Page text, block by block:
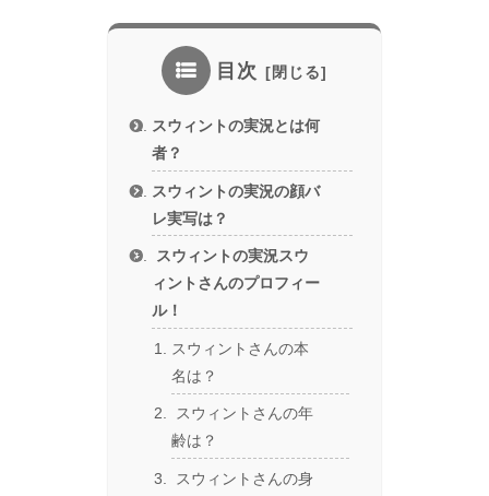
目次
スウィントの実況とは何
者？
スウィントの実況の顔バ
レ実写は？
スウィントの実況スウ
ィントさんのプロフィー
ル！
スウィントさんの本
名は？
スウィントさんの年
齢は？
スウィントさんの身